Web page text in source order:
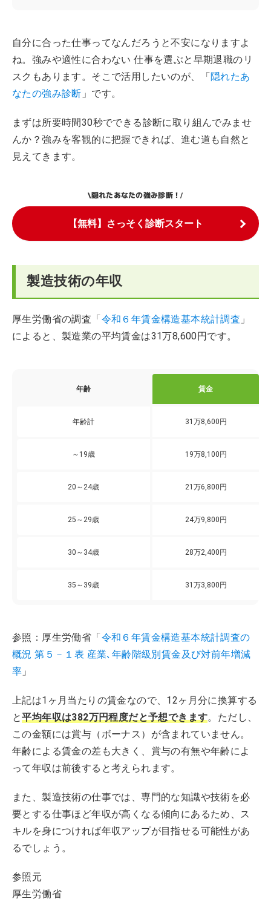
自分に合った仕事ってなんだろうと不安になりますよ
ね。強みや適性に合わない 仕事を選ぶと早期退職のリ
スクもあります。そこで活用したいのが、「隠れたあ
なたの強み診断 」です。
まずは所要時間30秒でできる診断に取り組んでみませ
んか？強みを客観的に把握できれば、進む道も自然と
見えてきます。
\隠れたあなたの強み診断！/
【無料】さっそく診断スタート
製造技術の年収
厚生労働省の調査「令和６年賃金構造基本統計調査 」
によると、製造業の平均賃金は31万8,600円です。
年齢 賃金
年齢計 31万8,600円
～19歳 19万8,100円
20～24歳 21万6,800円
25～29歳 24万9,800円
30～34歳 28万2,400円
35～39歳 31万3,800円
参照：厚生労働省「令和６年賃金構造基本統計調査の
概況 第５－１表 産業､年齢階級別賃金及び対前年増減
率 」
上記は1ヶ月当たりの賃金なので、12ヶ月分に換算する
と平均年収は382万円程度だと予想できます。ただし、
この金額には賞与（ボーナス）が含まれていません。
年齢による賃金の差も大きく、賞与の有無や年齢によ
って年収は前後すると考えられます。
また、製造技術の仕事では、専門的な知識や技術を必
要とする仕事ほど年収が高くなる傾向にあるため、ス
キルを身につければ年収アップが目指せる可能性があ
るでしょう。
参照元
厚生労働省